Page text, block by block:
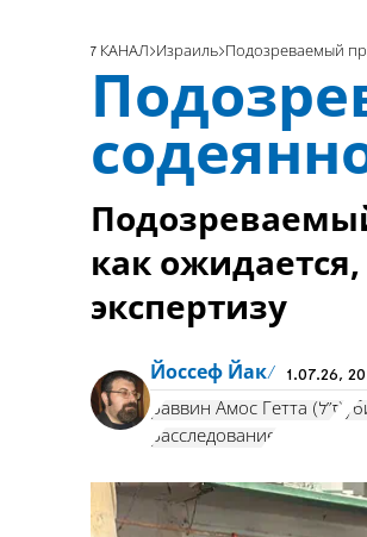
7 КАНАЛ Израиль Подозреваемый
как
экспертизу
Йоссеф Йак 1.07.26,
раввин Амос Гетта (ז"ל)
расследование